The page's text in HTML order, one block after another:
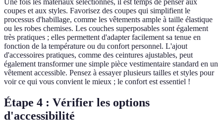
Une fois les matériaux sélectionnés, il est temps de penser aux
coupes et aux styles. Favorisez des coupes qui simplifient le
processus d'habillage, comme les vêtements ample à taille élastique
ou les robes chemises. Les couches superposables sont également
très pratiques ; elles permettent d'adapter facilement sa tenue en
fonction de la température ou du confort personnel. L'ajout
d'accessoires pratiques, comme des ceintures ajustables, peut
également transformer une simple pièce vestimentaire standard en un
vêtement accessible. Pensez à essayer plusieurs tailles et styles pour
voir ce qui vous convient le mieux ; le confort est essentiel !
Étape 4 : Vérifier les options
d'accessibilité